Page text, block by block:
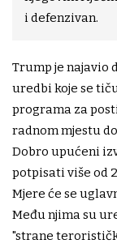
i defenzivan.
Trump je najavio
uredbi koje se
programa za
radnom mjestu
Dobro upućeni
potpisati više od
Mjere će se
Među njima su
"strane